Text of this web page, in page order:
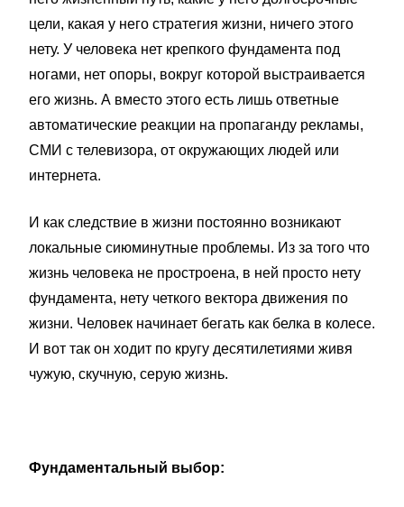
цели, какая у него стратегия жизни, ничего этого
нету. У человека нет крепкого фундамента под
ногами, нет опоры, вокруг которой выстраивается
его жизнь. А вместо этого есть лишь ответные
автоматические реакции на пропаганду рекламы,
СМИ с телевизора, от окружающих людей или
интернета.
И как следствие в жизни постоянно возникают
локальные сиюминутные проблемы. Из за того что
жизнь человека не простроена, в ней просто нету
фундамента, нету четкого вектора движения по
жизни. Человек начинает бегать как белка в колесе.
И вот так он ходит по кругу десятилетиями живя
чужую, скучную, серую жизнь.
Фундаментальный выбор: